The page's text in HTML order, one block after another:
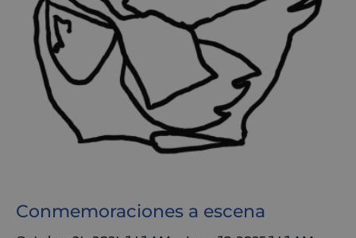
Conmemoraciones a escena